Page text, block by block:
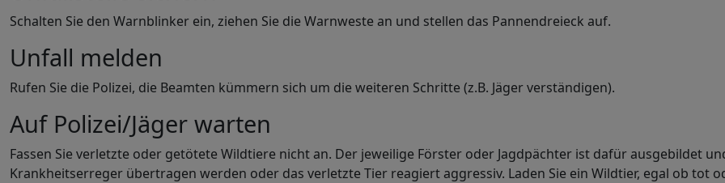
Schalten Sie den Warnblinker ein, ziehen Sie die Warnweste an und stellen das Pannendreieck auf.
Unfall melden
Rufen Sie die Polizei, die Beamten kümmern sich um die weiteren Schritte (z.B. Jäger verständigen).
Auf Polizei/Jäger warten
Fassen Sie verletzte oder getötete Wildtiere nicht an. Der jeweilige Förster oder Jagdpächter ist dafür ausgebildet
Krankheitserreger übertragen werden oder das verletzte Tier reagiert aggressiv. Laden Sie ein Wildtier, egal ob tot